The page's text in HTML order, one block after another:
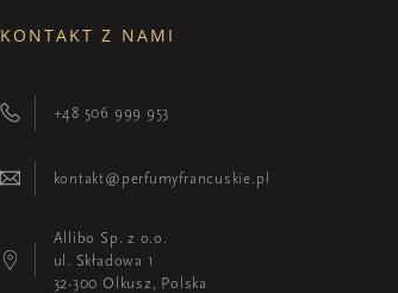
KONTAKT Z NAMI
+48 506 999 953
kontakt@perfumyfrancuskie.pl
Allibo Sp. z o.o.
ul. Składowa 1
32-300 Olkusz, Polska